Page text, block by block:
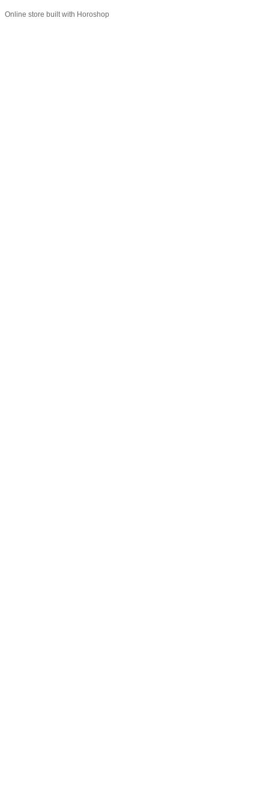
Online store built with Horoshop